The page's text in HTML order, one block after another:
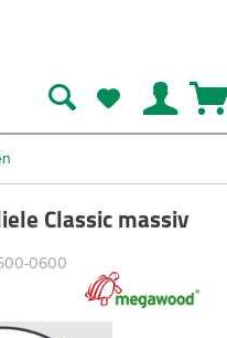
Classic massiv
0600